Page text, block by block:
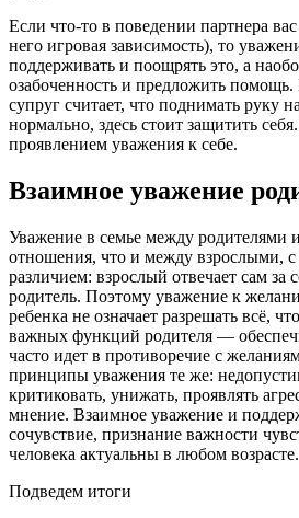
Если что-то в поведении партнера
него игровая зависимость), то
поддерживать и поощрять это, а
озабоченность и предложить
супруг считает, что поднимать руку
нормально, здесь стоит защитить
проявлением уважения к себе.
Взаимное уважение
Уважение в семье между родителями
отношения, что и между взрослыми,
различием: взрослый отвечает сам за
родитель. Поэтому уважение к
ребенка не означает разрешать всё,
важных функций родителя —
часто идет в противоречие с
принципы уважения те же:
критиковать, унижать, проявлять
мнение. Взаимное уважение и
сочувствие, признание важности
человека актуальны в любом возрасте.
Подведем итоги